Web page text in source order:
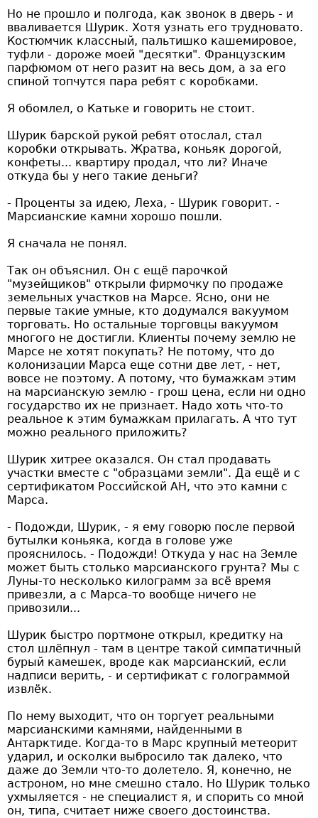
Но не прошло и полгода, как звонок в дверь - и
вваливается Шурик. Хотя узнать его трудновато.
Костюмчик классный, пальтишко кашемировое,
туфли - дороже моей "десятки". Французским
парфюмом от него разит на весь дом, а за его
спиной топчутся пара ребят с коробками.
Я обомлел, о Катьке и говорить не стоит.
Шурик барской рукой ребят отослал, стал
коробки открывать. Жратва, коньяк дорогой,
конфеты... квартиру продал, что ли? Иначе
откуда бы у него такие деньги?
- Проценты за идею, Леха, - Шурик говорит. -
Марсианские камни хорошо пошли.
Я сначала не понял.
Так он объяснил. Он с ещё парочкой
"музейщиков" открыли фирмочку по продаже
земельных участков на Марсе. Ясно, они не
первые такие умные, кто додумался вакуумом
торговать. Но остальные торговцы вакуумом
многого не достигли. Клиенты почему землю не
Марсе не хотят покупать? Не потому, что до
колонизации Марса еще сотни две лет, - нет,
вовсе не поэтому. А потому, что бумажкам этим
на марсианскую землю - грош цена, если ни одно
государство их не признает. Надо хоть что-то
реальное к этим бумажкам прилагать. А что тут
можно реального приложить?
Шурик хитрее оказался. Он стал продавать
участки вместе с "образцами земли". Да ещё и с
сертификатом Российской АН, что это камни с
Марса.
- Подожди, Шурик, - я ему говорю после первой
бутылки коньяка, когда в голове уже
прояснилось. - Подожди! Откуда у нас на Земле
может быть столько марсианского грунта? Мы с
Луны-то несколько килограмм за всё время
привезли, а с Марса-то вообще ничего не
привозили...
Шурик быстро портмоне открыл, кредитку на
стол шлёпнул - там в центре такой симпатичный
бурый камешек, вроде как марсианский, если
надписи верить, - и сертификат с голограммой
извлёк.
По нему выходит, что он торгует реальными
марсианскими камнями, найденными в
Антарктиде. Когда-то в Марс крупный метеорит
ударил, и осколки выбросило так далеко, что
даже до Земли что-то долетело. Я, конечно, не
астроном, но мне смешно стало. Но Шурик только
ухмыляется - не специалист я, и спорить со мной
он, типа, считает ниже своего достоинства.